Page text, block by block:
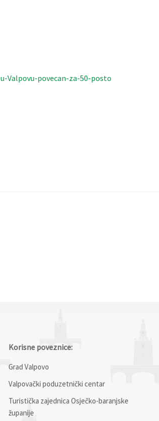
Valpovu-povecan-za-50-posto
Korisne poveznice:
Grad Valpovo
Valpovački poduzetnički centar
Turistička zajednica Osječko-baranjske
županije